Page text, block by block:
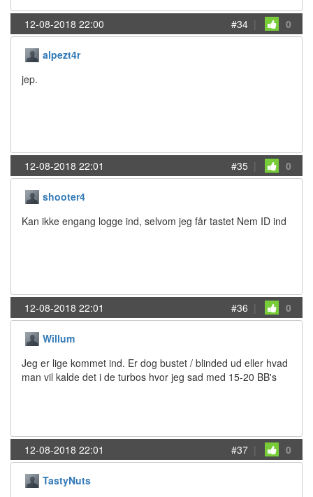
12-08-2018 22:00 #34 | 0
alpezt4r
jep.
12-08-2018 22:01 #35 | 0
shooter4
Kan ikke engang logge ind, selvom jeg får tastet Nem ID ind
12-08-2018 22:01 #36 | 0
Willum
Jeg er lige kommet ind. Er dog bustet / blinded ud eller hvad
man vil kalde det i de turbos hvor jeg sad med 15-20 BB's
12-08-2018 22:01 #37 | 0
TastyNuts